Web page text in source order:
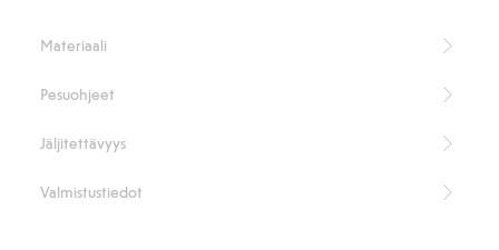
Cotton in conversion -ohjelman luomupuuvilla – GOTS
Materiaali
Pesuohjeet
Jäljitettävyys
Valmistustiedot